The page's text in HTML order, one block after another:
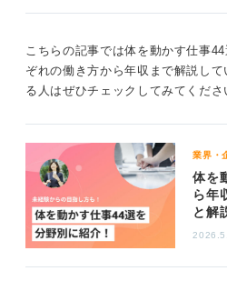
掃、清潔、躾）のレベル、平均
示、波動時のシフト運用をチェ
ます。
こちらの記事では体を動かす仕事
ぞれの働き方から年収まで解説し
る人はぜひチェックしてみてくださ
業界・
体を
ら年
と解